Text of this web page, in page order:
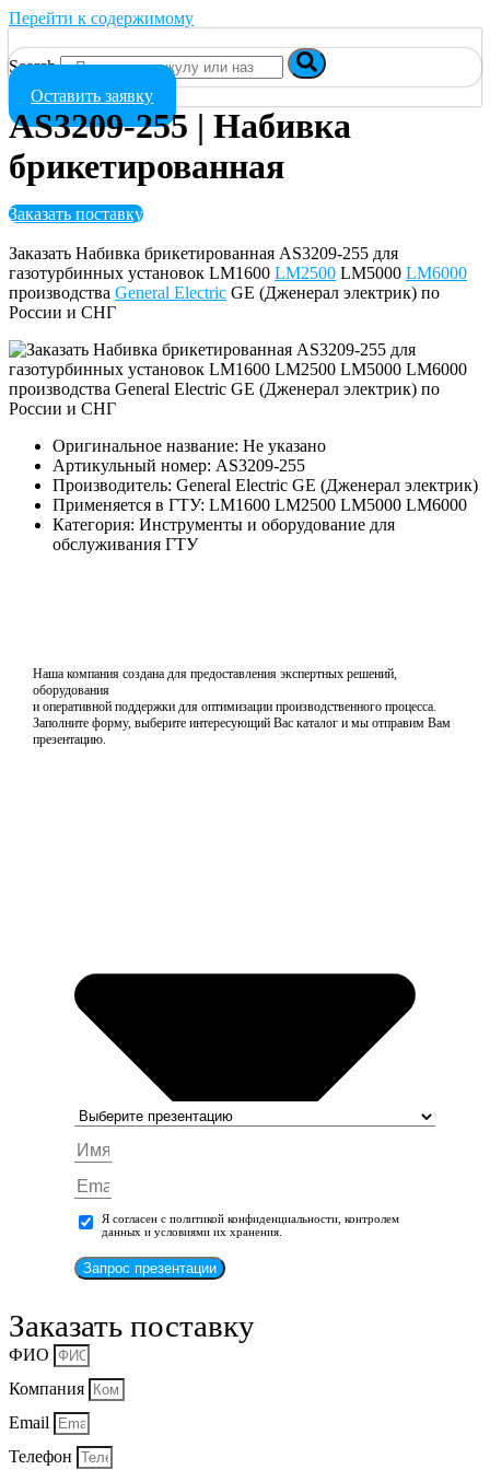
Перейти к содержимому
Search
Оставить заявку
AS3209-255 | Набивка
брикетированная
Заказать поставку
Заказать Набивка брикетированная AS3209-255 для
газотурбинных установок LM1600 LM2500 LM5000 LM6000
производства General Electric GE (Дженерал электрик) по
России и СНГ
Оригинальное название: Не указано
Артикульный номер: AS3209-255
Производитель: General Electric GE (Дженерал электрик)
Применяется в ГТУ: LM1600 LM2500 LM5000 LM6000
Категория: Инструменты и оборудование для
обслуживания ГТУ
Наша компания создана для предоставления экспертных решений,
оборудования
и оперативной поддержки для оптимизации производственного процесса.
Заполните форму, выберите интересующий Вас каталог и мы отправим Вам
презентацию.
Я согласен с политикой конфиденциальности, контролем
данных и условиями их хранения.
Запрос презентации
Заказать поставку
ФИО
Компания
Email
Телефон